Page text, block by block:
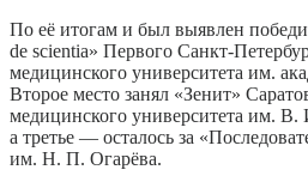
По её итогам и был выявлен
de scientia» Первого Санкт-
медицинского университета им.
Второе место занял «Зенит»
медицинского университета им. В.
а третье — осталось за
им. Н. П. Огарёва.